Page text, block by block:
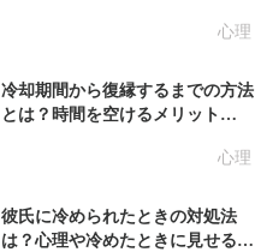
心理
心理
冷却期間から復縁するまでの方法
とは？時間を空けるメリット…
彼氏に冷められたときの対処法
は？心理や冷めたときに見せる…